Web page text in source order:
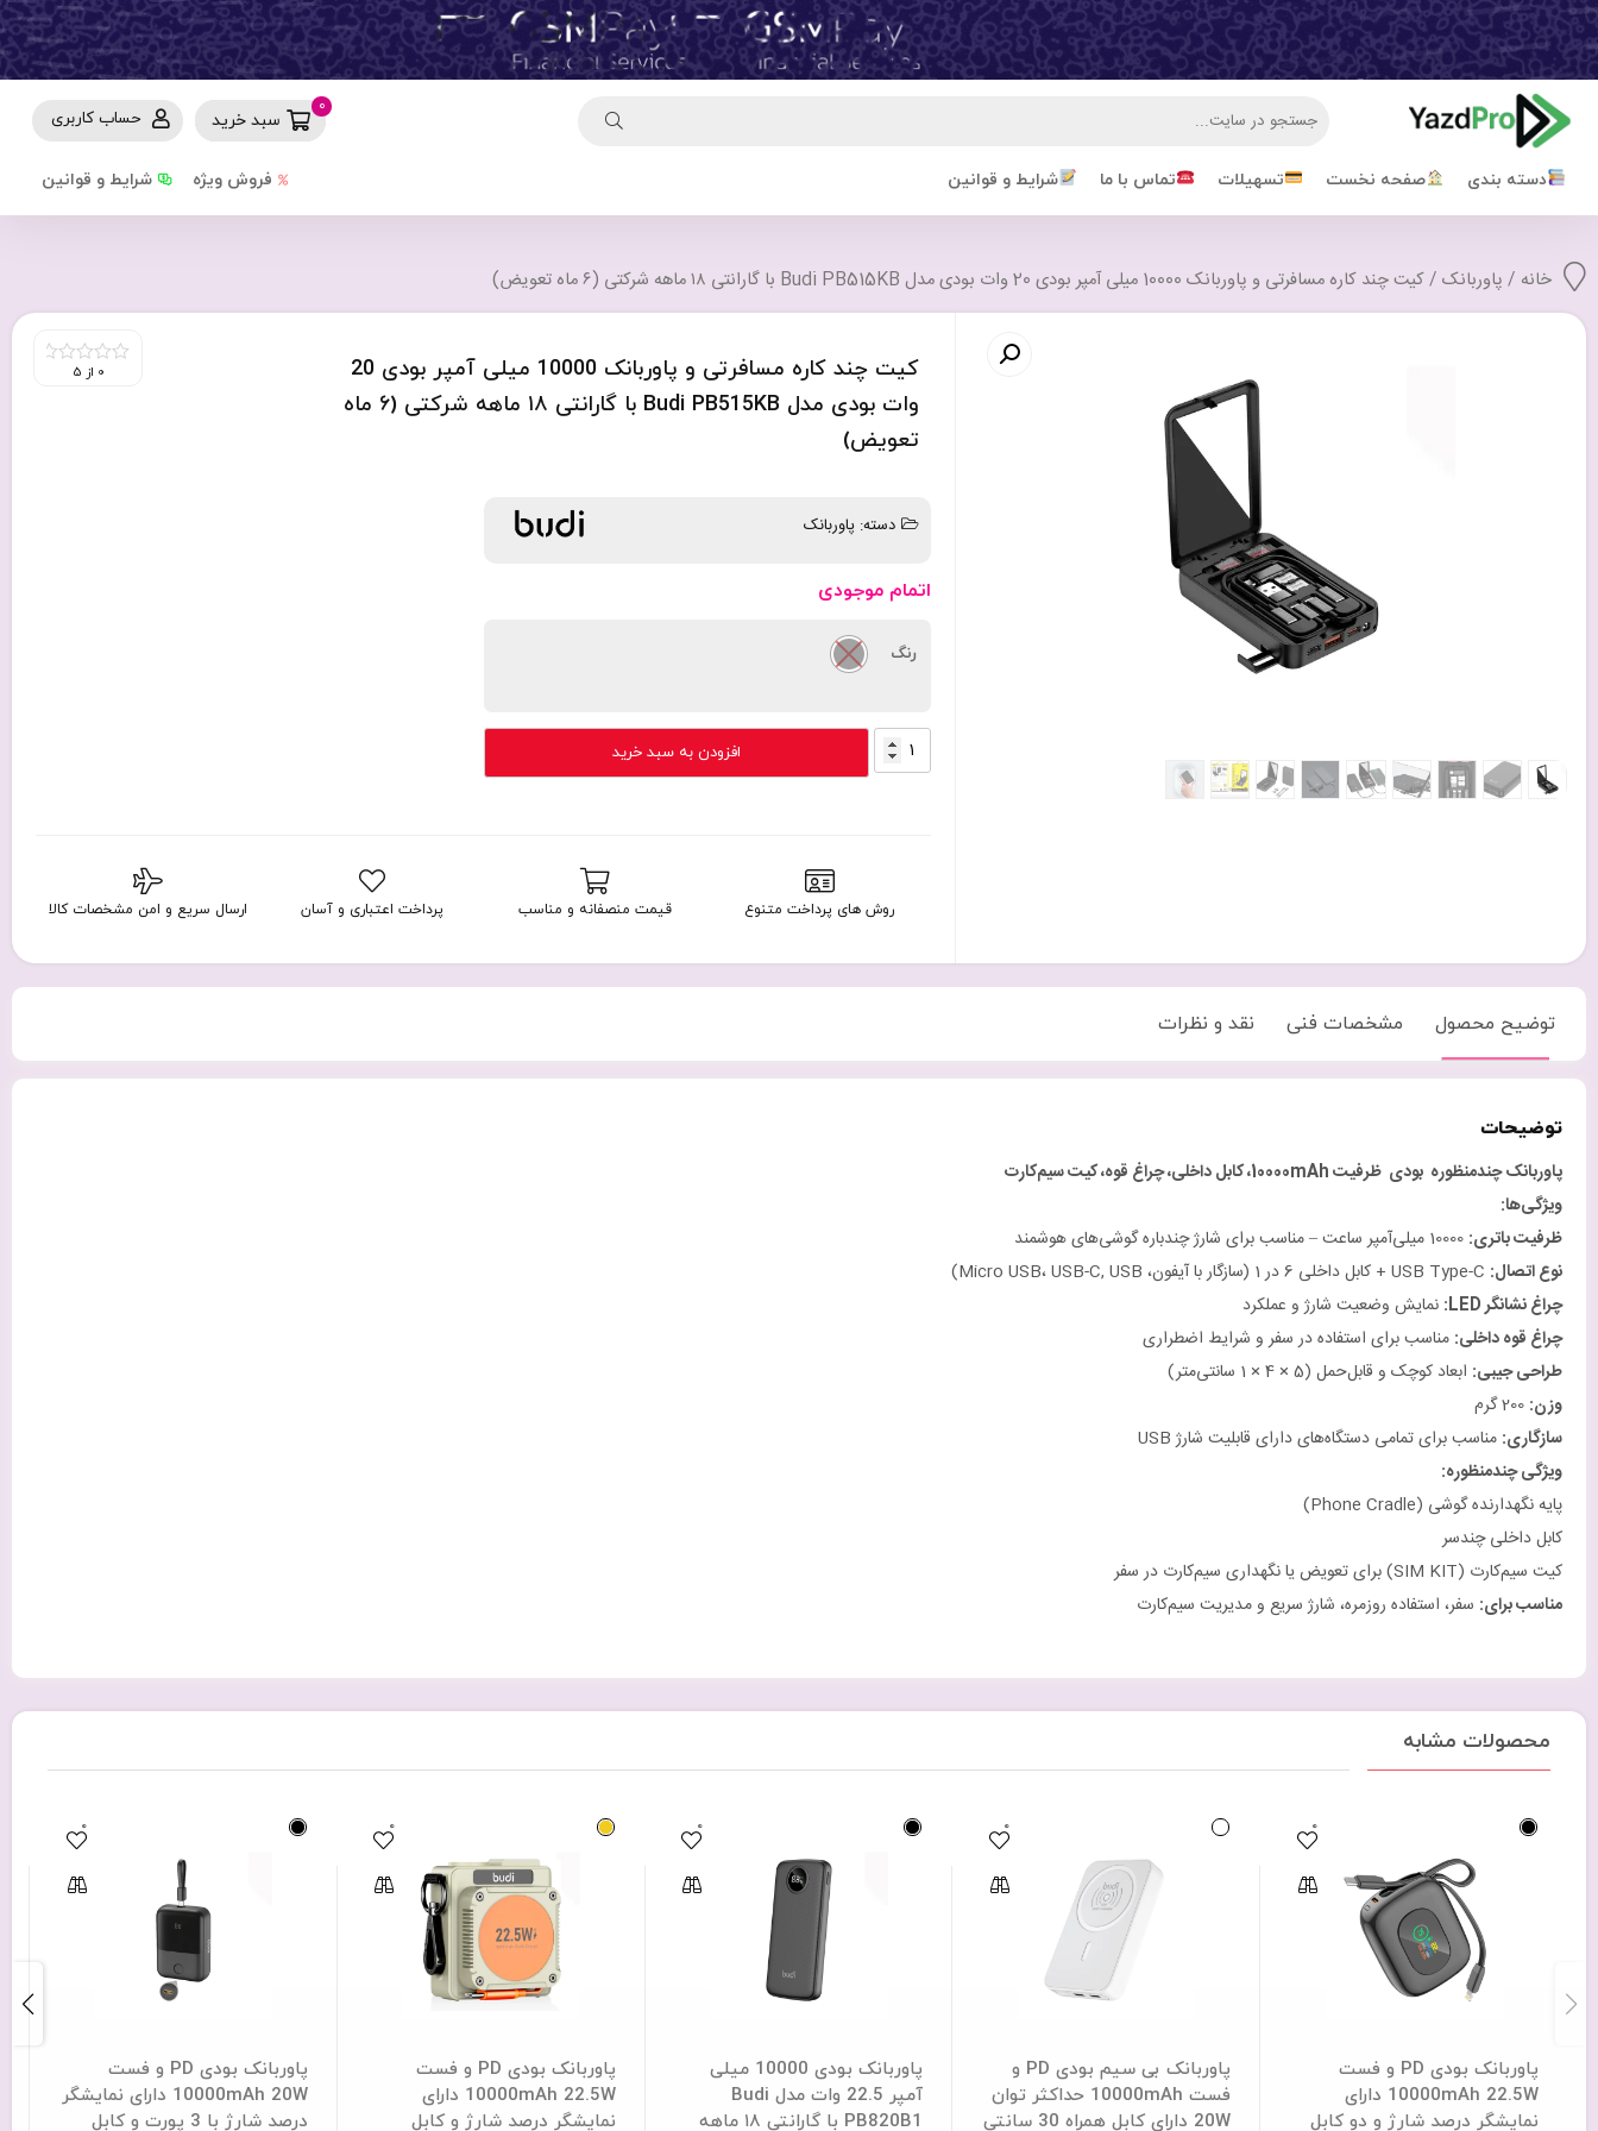
حساب کاربری سبد خرید
0
دسته بندی صفحه نخست تسهیلات تماس با ما شرایط و قوانین شرایط و قوانین فروش ویژه
خانه / پاوربانک / کیت چند کاره مسافرتی و پاوربانک 10000 میلی آمپر بودی 20 وات بودی مدل Budi PB515KB با گارانتی ۱۸ ماهه شرکتی (۶ ماه تعویض)
کیت چند کاره مسافرتی و پاوربانک 10000 میلی آمپر بودی 20
وات بودی مدل Budi PB515KB با گارانتی ۱۸ ماهه شرکتی (۶ ماه
تعویض)
0 از 5
دسته: پاوربانک
اتمام موجودی
رنگ
کیت
چند
آمپر
بودی
افزودن به سبد خرید
روش های پرداخت متنوع قیمت منصفانه و مناسب پرداخت اعتباری و آسان ارسال سریع و امن مشخصات کالا
توضیح محصول مشخصات فنی نقد و نظرات
توضیحات
پاوربانک چندمنظوره بودی ظرفیت 10000mAh
، کابل داخلی، چراغ قوه، کیت سیم‌کارت
ویژگی‌ها:
ظرفیت باتری:
نوع اتصال:
چراغ نشانگرLED:
نمایش وضعیت شارژ و عملکرد
چراغ قوه داخلی: مناسب برای استفاده در سفر و شرایط اضطراری
طراحی جیبی: ابعاد کوچک و قابل‌حمل (5 × 4 × 1 سانتی‌متر)
وزن:
سازگاری: مناسب برای تمامی دستگاه‌های دارای قابلیت شارژ USB
ویژگی چندمنظوره:
پایه نگهدارنده گوشی (Phone Cradle)
کابل داخلی چندسر
کیت سیم‌کارت (SIM KIT) برای تعویض یا نگهداری سیم‌کارت در سفر
مناسب برای: سفر، استفاده روزمره، شارژ سریع و مدیریت سیم‌کارت
محصولات مشابه
پاوربانک بودی PD و فست
10000mAh 22.5W دارای
نمایشگر درصد شارژ و دو کابل
0
پاوربانک بی سیم بودی PD و
فست 10000mAh حداکثر توان
20W دارای کابل همراه 30 سانتی
0
پاوربانک بودی 10000 میلی
آمپر 22.5 وات مدل Budi
PB820B1 با گارانتی ۱۸ ماهه
0
پاوربانک بودی PD و فست
10000mAh 22.5W دارای
نمایشگر درصد شارژ و کابل
0
پاوربانک بودی PD و فست
10000mAh 20W دارای نمایشگر
درصد شارژ با 3 پورت و کابل
0